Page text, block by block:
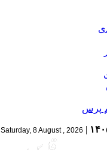
پرس
|
Saturday, 8 August , 2026